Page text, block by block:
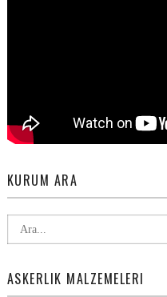
KURUM ARA
ASKERLIK MALZEMELERI